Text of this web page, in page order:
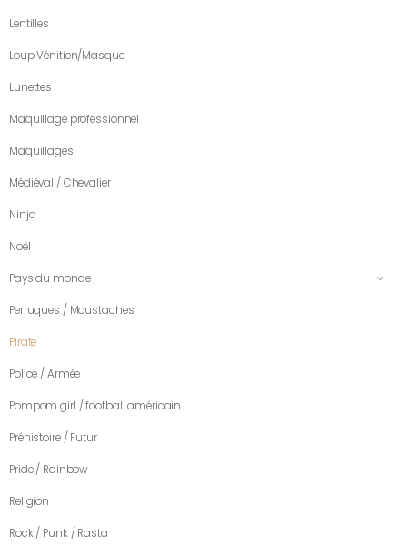
Lentilles
Loup Vénitien/Masque
Lunettes
Maquillage professionnel
Maquillages
Médiéval / Chevalier
Ninja
Noël
Pays du monde
Perruques / Moustaches
Pirate
Police / Armée
Pompom girl / football américain
Préhistoire / Futur
Pride / Rainbow
Religion
Rock / Punk / Rasta